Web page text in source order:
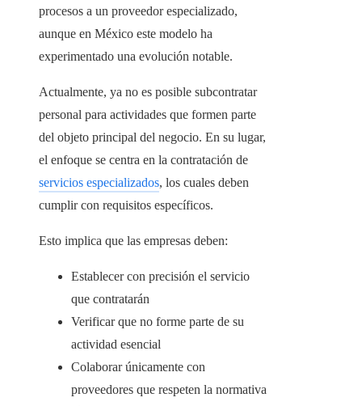
procesos a un proveedor especializado,
aunque en México este modelo ha
experimentado una evolución notable.
Actualmente, ya no es posible subcontratar
personal para actividades que formen parte
del objeto principal del negocio. En su lugar,
el enfoque se centra en la contratación de
servicios especializados, los cuales deben
cumplir con requisitos específicos.
Esto implica que las empresas deben:
Establecer con precisión el servicio
que contratarán
Verificar que no forme parte de su
actividad esencial
Colaborar únicamente con
proveedores que respeten la normativa